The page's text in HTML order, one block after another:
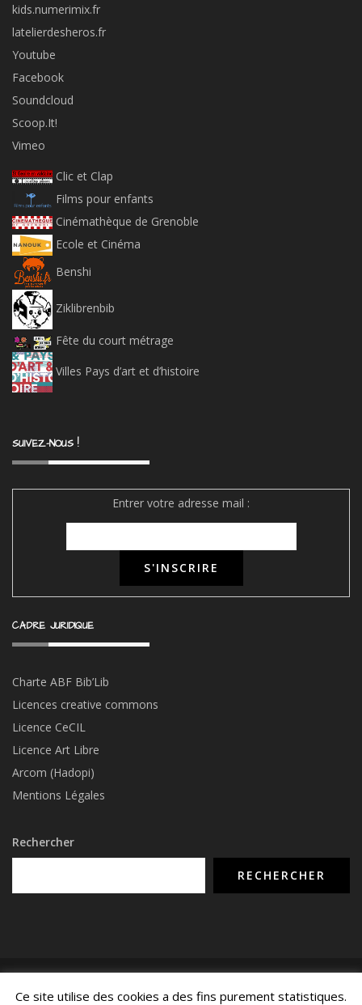
kids.numerimix.fr
latelierdesheros.fr
Youtube
Facebook
Soundcloud
Scoop.It!
Vimeo
Clic et Clap
Films pour enfants
Cinémathèque de Grenoble
Ecole et Cinéma
Benshi
Ziklibrenbib
Fête du court métrage
Villes Pays d’art et d’histoire
SUIVEZ-NOUS !
Entrer votre adresse mail :
CADRE JURIDIQUE
Charte ABF Bib’Lib
Licences creative commons
Licence CeCIL
Licence Art Libre
Arcom (Hadopi)
Mentions Légales
Rechercher
RECHERCHER
© COPYRIGHT 2015 - 2026 - NUMERIMIX.FR
- TOUS DROITS RÉSERVÉS -
Ce site utilise des cookies a des fins purement statistiques.